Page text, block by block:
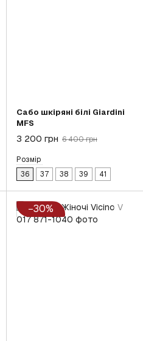
Сабо шкіряні білі Giardini
MFS
3 200 грн 6 400 грн
Розмір
36
37 38 39 41
−30%